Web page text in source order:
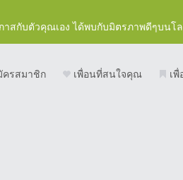
าสกับตัวคุณเอง ได้พบกับมิตรภาพดีๆบนโ
ครสมาชิก เพื่อนที่สนใจคุณ เ